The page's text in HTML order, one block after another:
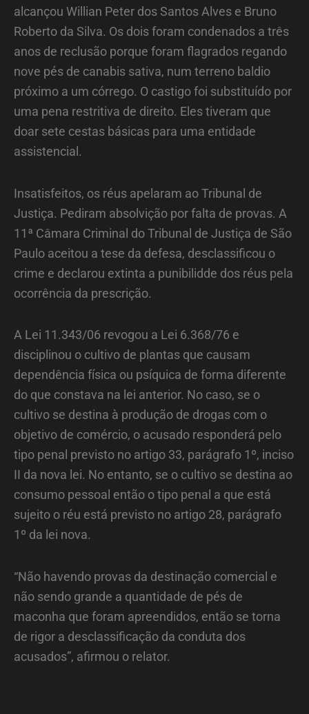
alcançou Willian Peter dos Santos Alves e Bruno
Roberto da Silva. Os dois foram condenados a três
anos de reclusão porque foram flagrados regando
nove pés de canabis sativa, num terreno baldio
próximo a um córrego. O castigo foi substituído por
uma pena restritiva de direito. Eles tiveram que
doar sete cestas básicas para uma entidade
assistencial.
Insatisfeitos, os réus apelaram ao Tribunal de
Justiça. Pediram absolvição por falta de provas. A
11ª Câmara Criminal do Tribunal de Justiça de São
Paulo aceitou a tese da defesa, desclassificou o
crime e declarou extinta a punibilidde dos réus pela
ocorrência da prescrição.
A Lei 11.343/06 revogou a Lei 6.368/76 e
disciplinou o cultivo de plantas que causam
dependência física ou psíquica de forma diferente
do que constava na lei anterior. No caso, se o
cultivo se destina à produção de drogas com o
objetivo de comércio, o acusado responderá pelo
tipo penal previsto no artigo 33, parágrafo 1º, inciso
II da nova lei. No entanto, se o cultivo se destina ao
consumo pessoal então o tipo penal a que está
sujeito o réu está previsto no artigo 28, parágrafo
1º da lei nova.
“Não havendo provas da destinação comercial e
não sendo grande a quantidade de pés de
maconha que foram apreendidos, então se torna
de rigor a desclassificação da conduta dos
acusados”, afirmou o relator.